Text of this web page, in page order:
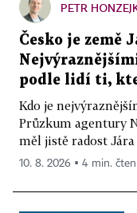
PETR
Česko je země
podle lidí ti,
Kdo je
Průzkum agentury
měl jistě radost
10. 8. 2026 ▪ 4 min.